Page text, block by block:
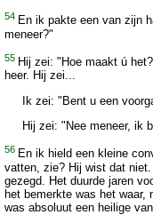
54 En ik pakte een van zijn
meneer?"
55 Hij zei: "Hoe maakt ú
heer. Hij zei...
Ik zei: "Bent u een
Hij zei: "Nee meneer, ik
56 En ik hield een kleine
vatten, zie? Hij wist dat
gezegd. Het duurde jaren
het bemerkte was het
was absoluut een heilige